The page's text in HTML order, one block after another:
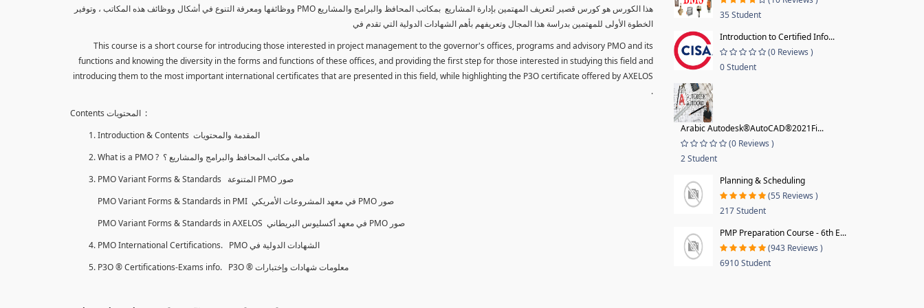
هذا الكورس هو كورس قصير لتعريف المهتمين بإدارة المشاريع بمكاتب المحافظ والبرامج والمشاريع PMO ووظائفها ومعرفة التنوع في أشكال ووظائف هذه المكاتب ، وتوفير
الخطوة الأولى للمهتمين بدراسة هذا المجال وتعريفهم بأهم الشهادات الدولية التي تقدم في
This course is a short course for introducing those interested in project management to the governor's offices, programs and advisory PMO and its
functions and knowing the diversity in the forms and functions of these offices, and providing the first step for those interested in studying this field and
introducing them to the most important international certificates that are presented in this field, while highlighting the P3O certificate offered by AXELOS
.
Contents المحتويات :
Introduction & Contents المقدمة والمحتويات
What is a PMO ? ماهي مكاتب المحافظ والبرامج والمشاريع ؟
PMO Variant Forms & Standards المتنوعة PMO صور
PMO Variant Forms & Standards in PMI في معهد المشروعات الأمريكي PMO صور
PMO Variant Forms & Standards in AXELOS في معهد أكسليوس البريطاني PMO صور
PMO International Certifications. PMO الشهادات الدولية في
P3O ® Certifications-Exams info. P3O ® معلومات شهادات وإختبارات
35 Student
Introduction to Certified Info...
(0 Reviews )
0 Student
Arabic Autodesk®AutoCAD®2021Fi...
(0 Reviews )
2 Student
Planning & Scheduling
(55 Reviews )
217 Student
PMP Preparation Course - 6th E...
(943 Reviews )
6910 Student